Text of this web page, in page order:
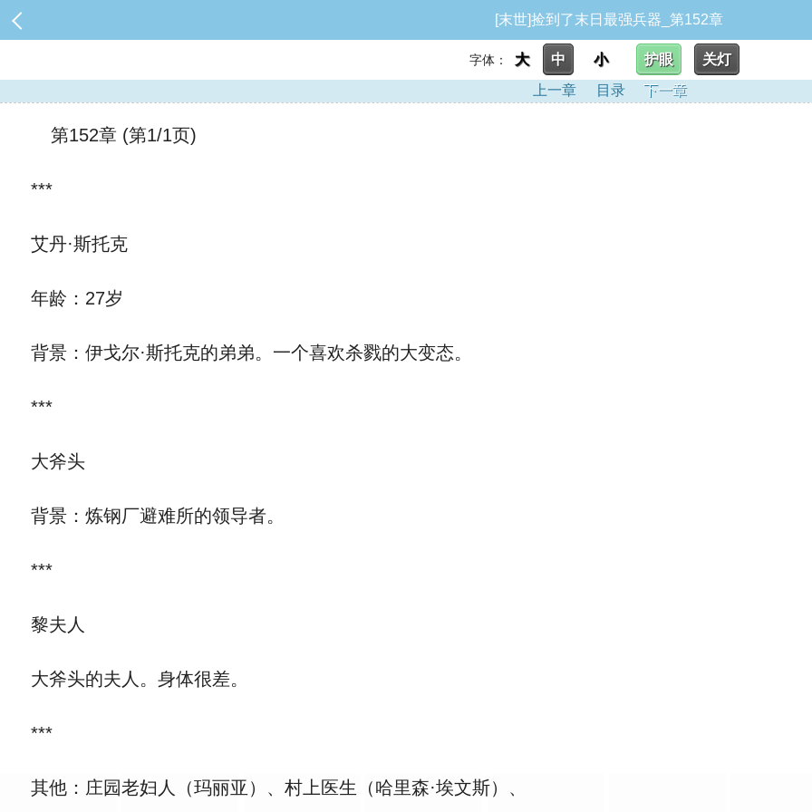
[末世]捡到了末日最强兵器_第152章
字体： 大 中 小 护眼
关灯
上一章
目录 下一章
第152章 (第1/1页)
***
艾丹·斯托克
年龄：27岁
背景：伊戈尔·斯托克的弟弟。一个喜欢杀戮的大变态。
***
大斧头
背景：炼钢厂避难所的领导者。
***
黎夫人
大斧头的夫人。身体很差。
***
其他：庄园老妇人（玛丽亚）、村上医生（哈里森·埃文斯）、